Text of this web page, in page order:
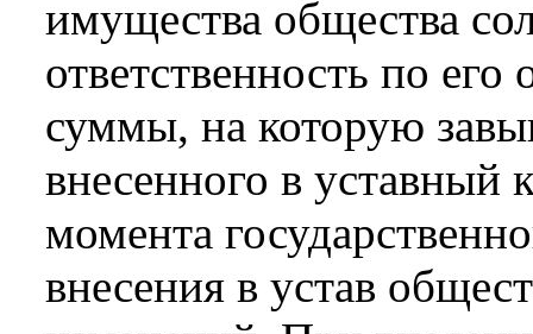
имущества общества
ответственность по его
суммы, на которую
внесенного в уставный
момента
внесения в устав